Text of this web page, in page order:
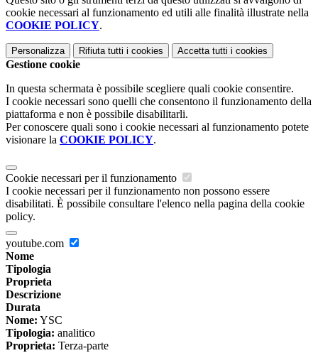
cookie necessari al funzionamento ed utili alle finalità illustrate nella
COOKIE POLICY.
Personalizza Rifiuta tutti i cookies Accetta tutti i cookies
Gestione cookie
In questa schermata è possibile scegliere quali cookie consentire.
I cookie necessari sono quelli che consentono il funzionamento della
piattaforma e non è possibile disabilitarli.
Per conoscere quali sono i cookie necessari al funzionamento potete
visionare la COOKIE POLICY.
Cookie necessari per il funzionamento
I cookie necessari per il funzionamento non possono essere
disabilitati. È possibile consultare l'elenco nella pagina della cookie
policy.
youtube.com
Nome
Tipologia
Proprieta
Descrizione
Durata
Nome: YSC
Tipologia: analitico
Proprieta: Terza-parte